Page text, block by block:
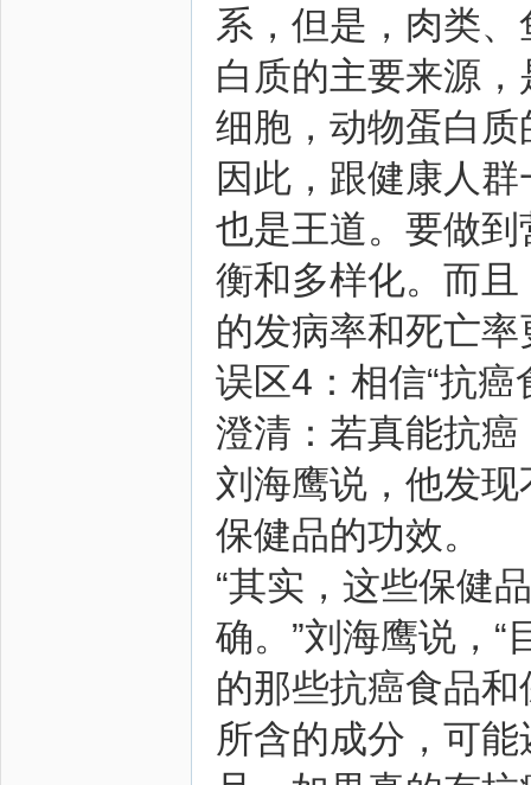
系，但是，肉类
白质的主要来源
细胞，动物蛋白
因此，跟健康人
也是王道。要做
衡和多样化。而
的发病率和死亡率
误区4：相信“抗癌
澄清：若真能抗
刘海鹰说，他发现
保健品的功效。
“其实，这些保健
确。”刘海鹰说，
的那些抗癌食品
所含的成分，可